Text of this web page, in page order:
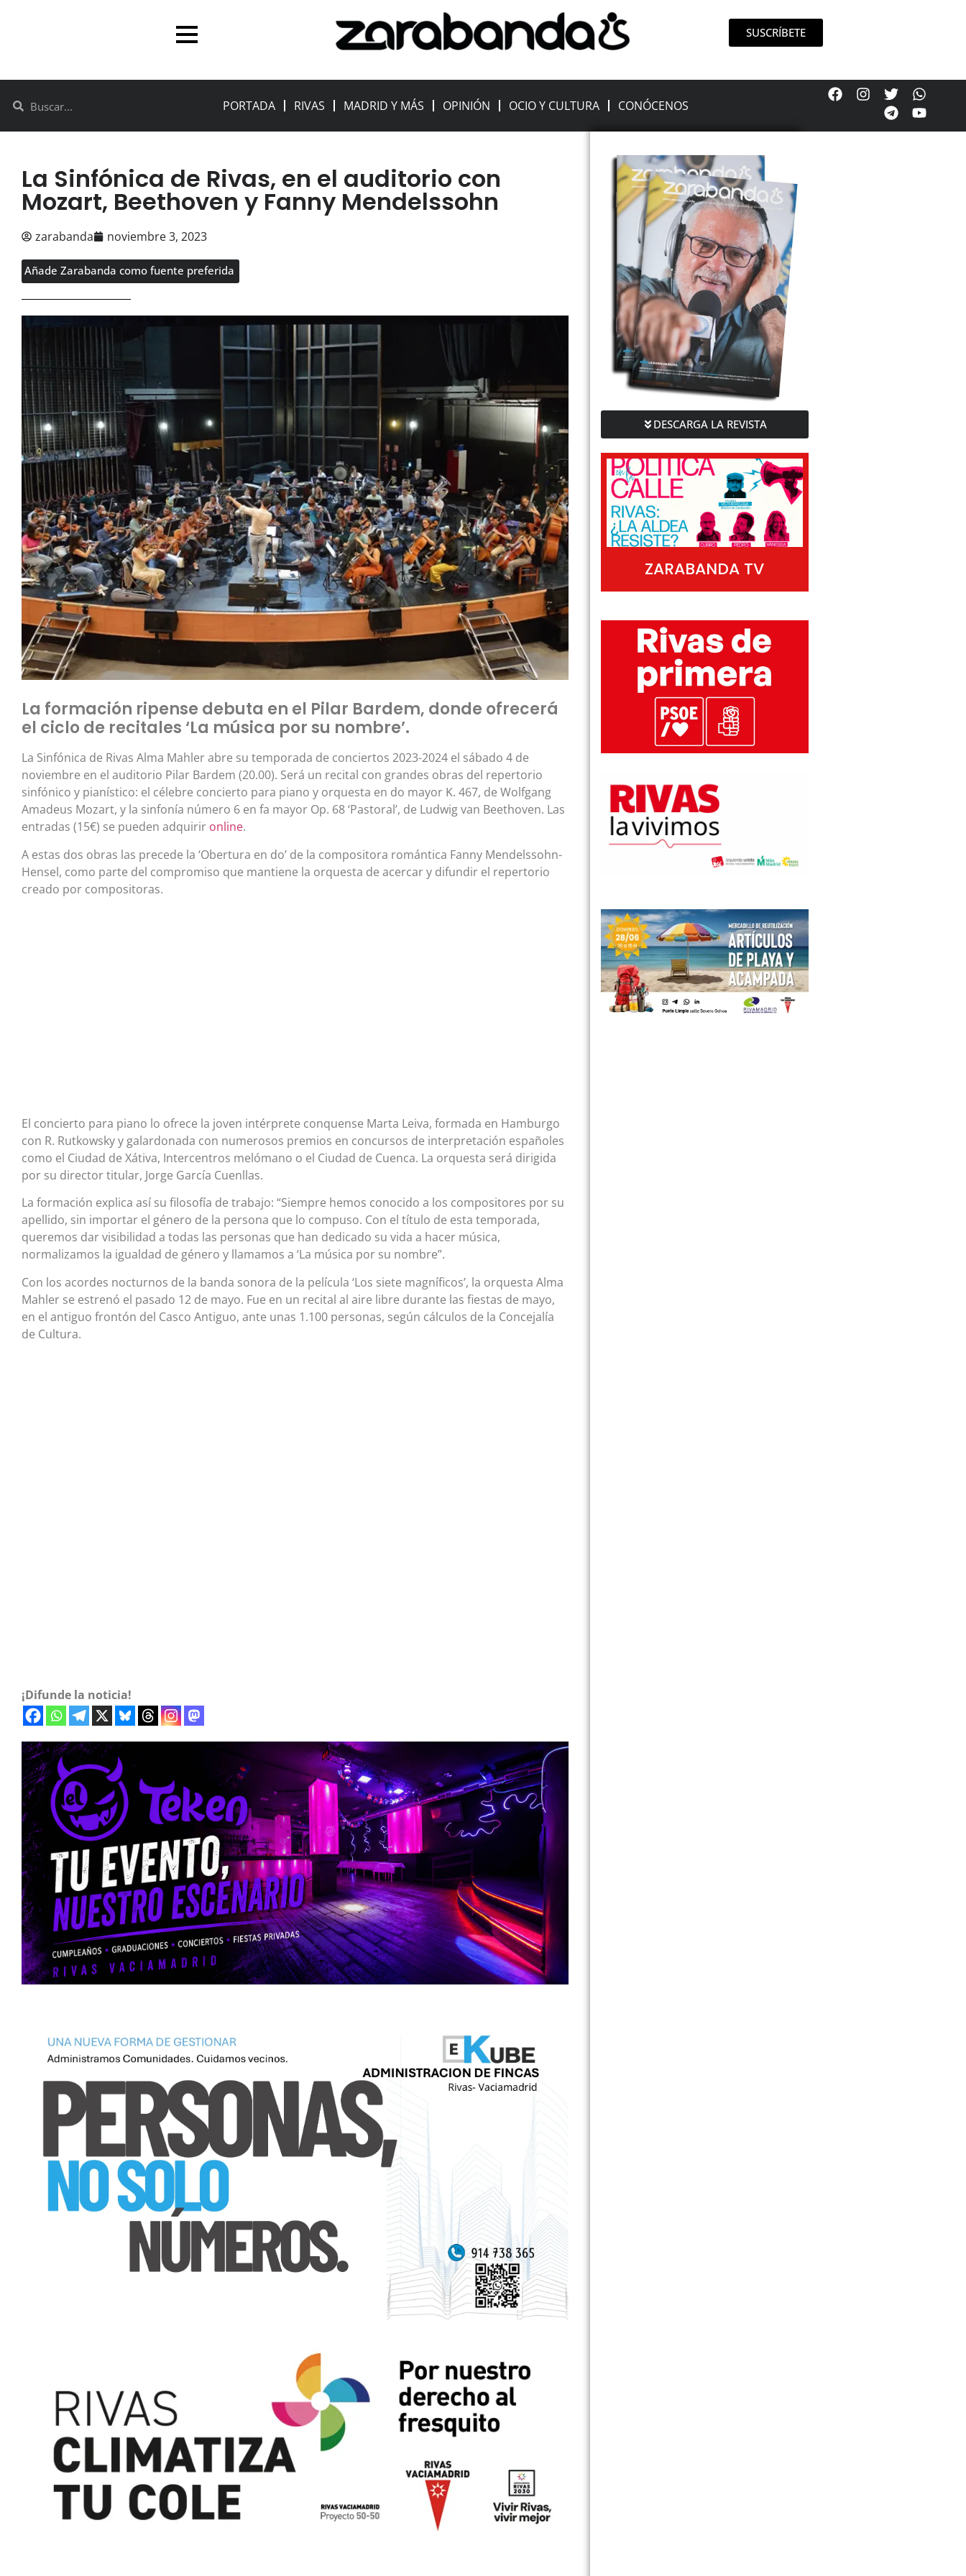
SUSCRÍBETE
PORTADA RIVAS MADRID Y MÁS OPINIÓN OCIO Y CULTURA CONÓCENOS
La Sinfónica de Rivas, en el auditorio con
Mozart, Beethoven y Fanny Mendelssohn
zarabanda noviembre 3, 2023
Añade Zarabanda como fuente preferida
La formación ripense debuta en el Pilar Bardem, donde ofrecerá
el ciclo de recitales ‘La música por su nombre’.
La Sinfónica de Rivas Alma Mahler abre su temporada de conciertos 2023-2024 el sábado 4 de
noviembre en el auditorio Pilar Bardem (20.00). Será un recital con grandes obras del repertorio
sinfónico y pianístico: el célebre concierto para piano y orquesta en do mayor K. 467, de Wolfgang
Amadeus Mozart, y la sinfonía número 6 en fa mayor Op. 68 ‘Pastoral’, de Ludwig van Beethoven. Las
entradas (15€) se pueden adquirir online.
A estas dos obras las precede la ‘Obertura en do’ de la compositora romántica Fanny Mendelssohn-
Hensel, como parte del compromiso que mantiene la orquesta de acercar y difundir el repertorio
creado por compositoras.
El concierto para piano lo ofrece la joven intérprete conquense Marta Leiva, formada en Hamburgo
con R. Rutkowsky y galardonada con numerosos premios en concursos de interpretación españoles
como el Ciudad de Xátiva, Intercentros melómano o el Ciudad de Cuenca. La orquesta será dirigida
por su director titular, Jorge García Cuenllas.
La formación explica así su filosofía de trabajo: “Siempre hemos conocido a los compositores por su
apellido, sin importar el género de la persona que lo compuso. Con el título de esta temporada,
queremos dar visibilidad a todas las personas que han dedicado su vida a hacer música,
normalizamos la igualdad de género y llamamos a ‘La música por su nombre”.
Con los acordes nocturnos de la banda sonora de la película ‘Los siete magníficos’, la orquesta Alma
Mahler se estrenó el pasado 12 de mayo. Fue en un recital al aire libre durante las fiestas de mayo,
en el antiguo frontón del Casco Antiguo, ante unas 1.100 personas, según cálculos de la Concejalía
de Cultura.
¡Difunde la noticia!
DESCARGA LA REVISTA
ZARABANDA TV